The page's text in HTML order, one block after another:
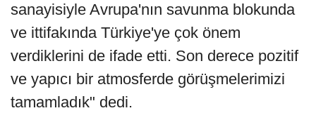
sanayisiyle Avrupa'nın savunma blokunda
ve ittifakında Türkiye'ye çok önem
verdiklerini de ifade etti. Son derece pozitif
ve yapıcı bir atmosferde görüşmelerimizi
tamamladık" dedi.